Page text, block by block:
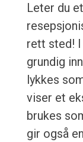
Leter du
rett sted! I
grundig
lykkes
viser et
brukes
gir også